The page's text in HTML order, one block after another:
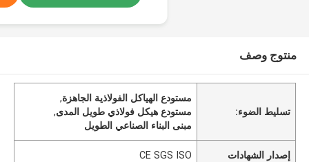
منتوج وصف
تسليط الضوء:
مستودع الهياكل الفولاذية الجاهزة,
مستودع هيكل فولاذي طويل المدى,
مبنى البناء الصناعي الطويل
إصدار الشهادات CE SGS ISO